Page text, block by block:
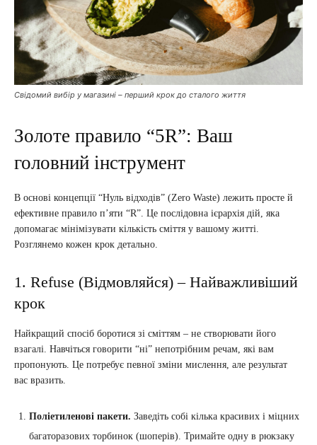
Свідомий вибір у магазині – перший крок до сталого життя
Золоте правило “5R”: Ваш
головний інструмент
В основі концепції “Нуль відходів” (Zero Waste) лежить просте й
ефективне правило п’яти “R”. Це послідовна ієрархія дій, яка
допомагає мінімізувати кількість сміття у вашому житті.
Розглянемо кожен крок детально.
1. Refuse (Відмовляйся) – Найважливіший
крок
Найкращий спосіб боротися зі сміттям – не створювати його
взагалі. Навчіться говорити “ні” непотрібним речам, які вам
пропонують. Це потребує певної зміни мислення, але результат
вас вразить.
Поліетиленові пакети. Заведіть собі кілька красивих і міцних
багаторазових торбинок (шоперів). Тримайте одну в рюкзаку